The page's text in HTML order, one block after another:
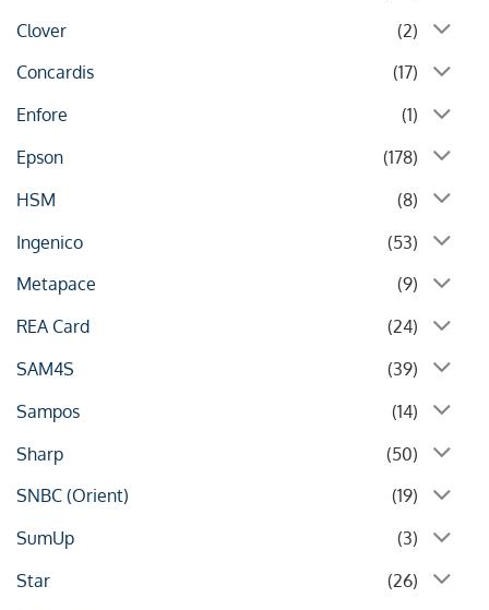
Clover
(2)
Concardis
(17)
Enfore
(1)
Epson
(178)
HSM
(8)
Ingenico
(53)
Metapace
(9)
REA Card
(24)
SAM4S
(39)
Sampos
(14)
Sharp
(50)
SNBC (Orient)
(19)
SumUp
(3)
Star
(26)